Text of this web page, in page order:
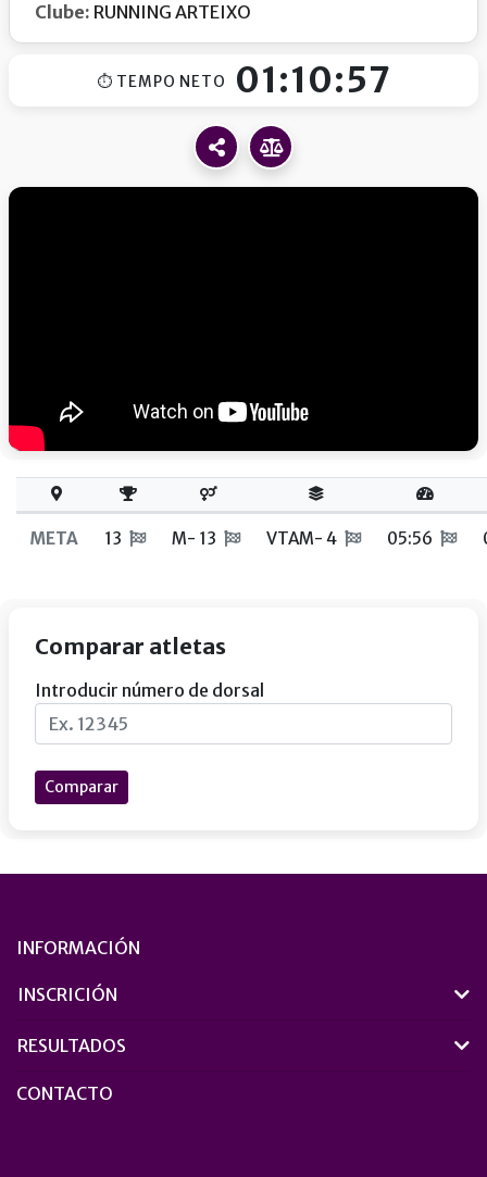
Clube: RUNNING ARTEIXO
⏱ TEMPO NETO 01:10:57
META 13 M- 13 VTAM- 4 05:56
Comparar atletas
Introducir número de dorsal
Comparar
INFORMACIÓN
INSCRICIÓN
RESULTADOS
CONTACTO